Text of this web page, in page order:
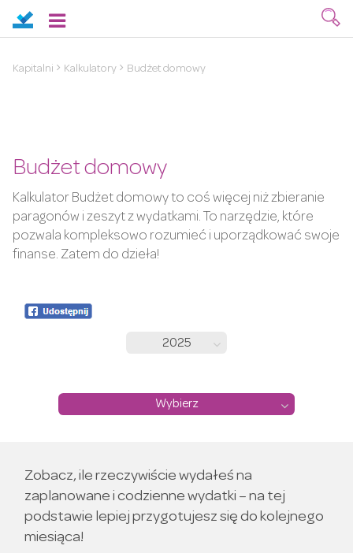
Kapitalni Kalkulatory Budżet domowy
Budżet domowy
Kalkulator Budżet domowy to coś więcej niż zbieranie
paragonów i zeszyt z wydatkami. To narzędzie, które
pozwala kompleksowo rozumieć i uporządkować swoje
finanse. Zatem do dzieła!
2025
Wybierz
Zobacz, ile rzeczywiście wydałeś na
zaplanowane i codzienne wydatki – na tej
podstawie lepiej przygotujesz się do kolejnego
miesiąca!